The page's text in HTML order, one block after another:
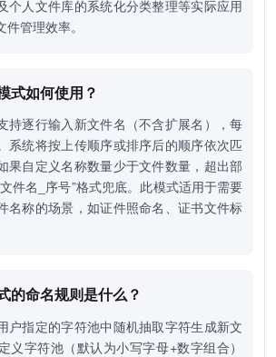
个人文件库的系统化分类整理等实际应用
管理效率。
式如何使用？
持逐行输入新文件名（不含扩展名），每
系统将按上传顺序或排序后的顺序依次匹
果自定义名称数量少于文件数量，超出部
件名_序号”格式兜底。此模式适用于需要
名称的场景，如证件照命名、证书文件标
的命名规则是什么？
户指定的字符池中随机抽取字符生成新文
义字符池（默认为小写字母+数字组合）